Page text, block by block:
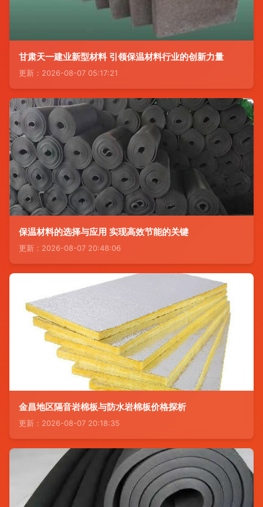
甘肃天一建业新型材料 引领保温材料行业的创新力量
更新：2026-08-07 05:17:21
保温材料的选择与应用 实现高效节能的关键
更新：2026-08-07 20:48:06
金昌地区隔音岩棉板与防水岩棉板价格探析
更新：2026-08-07 20:18:35